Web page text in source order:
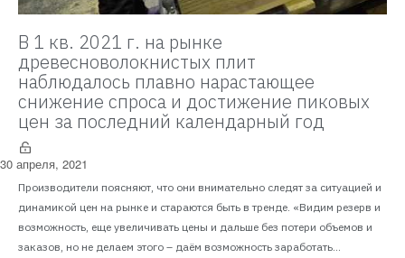
В 1 кв. 2021 г. на рынке
древесноволокнистых плит
наблюдалось плавно нарастающее
снижение спроса и достижение пиковых
цен за последний календарный год
30 апреля, 2021
Производители поясняют, что они внимательно следят за ситуацией и
динамикой цен на рынке и стараются быть в тренде. «Видим резерв и
возможность, еще увеличивать цены и дальше без потери объемов и
заказов, но не делаем этого – даём возможность заработать...